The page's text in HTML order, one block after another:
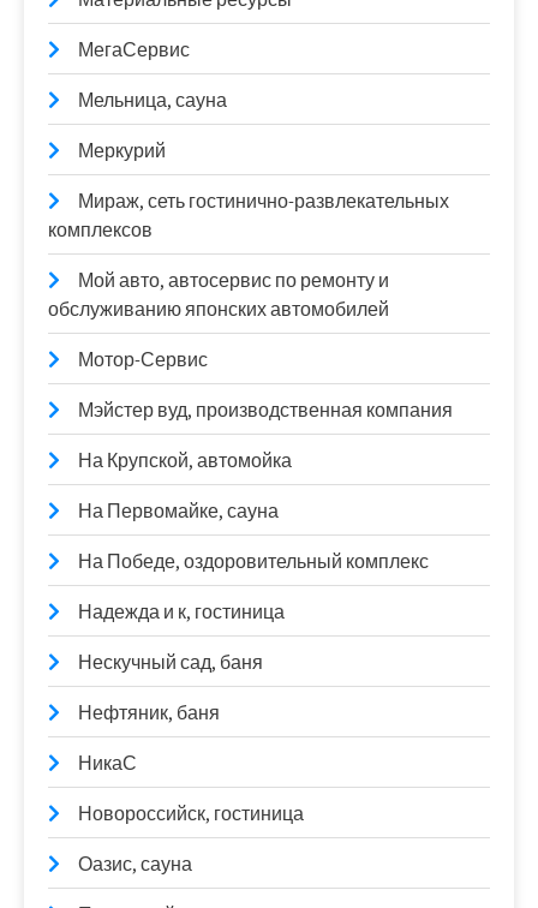
МегаСервис
Мельница, сауна
Меркурий
Мираж, сеть гостинично-развлекательных
комплексов
Мой авто, автосервис по ремонту и
обслуживанию японских автомобилей
Мотор-Сервис
Мэйстер вуд, производственная компания
На Крупской, автомойка
На Первомайке, сауна
На Победе, оздоровительный комплекс
Надежда и к, гостиница
Нескучный сад, баня
Нефтяник, баня
НикаС
Новороссийск, гостиница
Оазис, сауна